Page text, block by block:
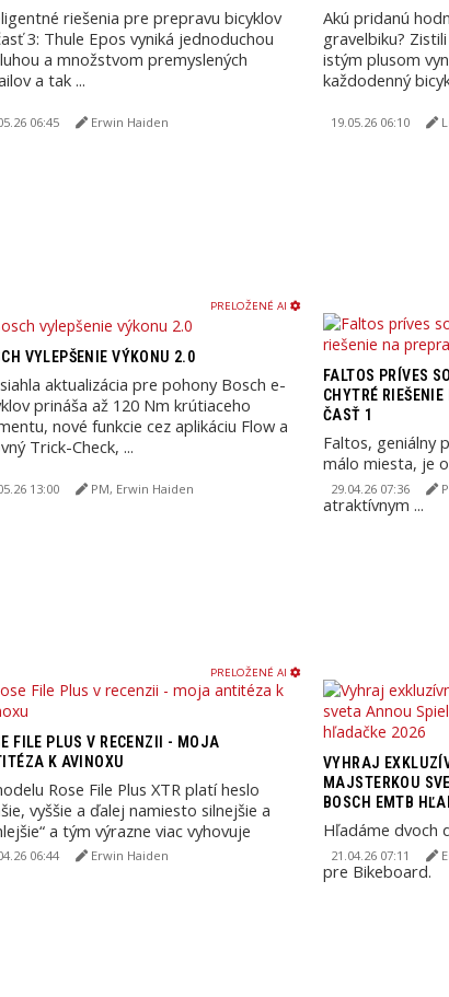
riešenia pre prepravu bicyklov
3: Thule Epos vyniká jednoduchou
a množstvom premyslených
a tak ...
06:45 Erwin Haiden
Akú pridanú
gravelbiku?
istým plusom
každodenný
19.05.26 06:10
PRELOŽENÉ AI
VYLEPŠENIE VÝKONU 2.0
aktualizácia pre pohony Bosch e-
prináša až 120 Nm krútiaceho
nové funkcie cez aplikáciu Flow a
Trick-Check, ...
13:00 PM, Erwin Haiden
FALTOS PRÍVES
CHYTRÉ
ČASŤ 1
Faltos, geniálny
málo miesta, je
vysokým
atraktívnym ...
29.04.26 07:36
PRELOŽENÉ AI
FILE PLUS V RECENZII - MOJA
K AVINOXU
Rose File Plus XTR platí heslo
vyššie a ďalej namiesto silnejšie a
a tým výrazne viac vyhovuje
...
06:44 Erwin Haiden
VYHRAJ
MAJSTERKOU
BOSCH EMTB
Hľadáme dvoch
Bosch ako
pre Bikeboard.
21.04.26 07:11